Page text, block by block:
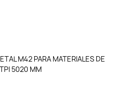
M42 PARA MATERIALES DE
5020 MM